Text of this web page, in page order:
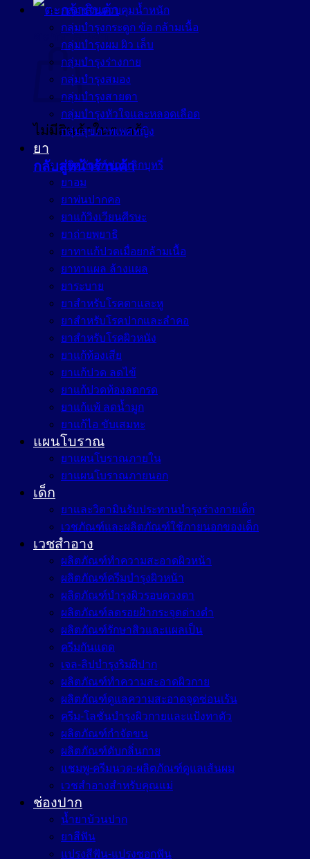
ตะกร้าสินค้า
ไม่มีสินค้าในตะกร้า
กลับสู่หน้าร้านค้า
กลุ่มช่วยควบคุมน้ำหนัก
กลุ่มบำรุงกระดูก ข้อ กล้ามเนื้อ
กลุ่มบำรุงผม ผิว เล็บ
กลุ่มบำรุงร่างกาย
กลุ่มบำรุงสมอง
กลุ่มบำรุงสายตา
กลุ่มบำรุงหัวใจและหลอดเลือด
กลุ่มสุขภาพเพศหญิง
ยา
ผลิตภัณฑ์ช่วยเลิกบุหรี่
ยาอม
ยาพ่นปากคอ
ยาแก้วิงเวียนศีรษะ
ยาถ่ายพยาธิ
ยาทาแก้ปวดเมื่อยกล้ามเนื้อ
ยาทาแผล ล้างแผล
ยาระบาย
ยาสำหรับโรคตาและหู
ยาสำหรับโรคปากและลำคอ
ยาสำหรับโรคผิวหนัง
ยาแก้ท้องเสีย
ยาแก้ปวด ลดไข้
ยาแก้ปวดท้องลดกรด
ยาแก้แพ้ ลดน้ำมูก
ยาแก้ไอ ขับเสมหะ
แผนโบราณ
ยาแผนโบราณภายใน
ยาแผนโบราณภายนอก
เด็ก
ยาและวิตามินรับประทานบำรุงร่างกายเด็ก
เวชภัณฑ์และผลิตภัณฑ์ใช้ภายนอกของเด็ก
เวชสำอาง
ผลิตภัณฑ์ทำความสะอาดผิวหน้า
ผลิตภัณฑ์ครีมบำรุงผิวหน้า
ผลิตภัณฑ์บำรุงผิวรอบดวงตา
ผลิตภัณฑ์ลดรอยฝ้ากระจุดด่างดำ
ผลิตภัณฑ์รักษาสิวและแผลเป็น
ครีมกันแดด
เจล-ลิปบำรุงริมฝีปาก
ผลิตภัณฑ์ทำความสะอาดผิวกาย
ผลิตภัณฑ์ดูแลความสะอาดจุดซ่อนเร้น
ครีม-โลชั่นบำรุงผิวกายและแป้งทาตัว
ผลิตภัณฑ์กำจัดขน
ผลิตภัณฑ์ดับกลิ่นกาย
แชมพู-ครีมนวด-ผลิตภัณฑ์ดูแลเส้นผม
เวชสำอางสำหรับคุณแม่
ช่องปาก
น้ำยาบ้วนปาก
ยาสีฟัน
แปรงสีฟัน-แปรงซอกฟัน